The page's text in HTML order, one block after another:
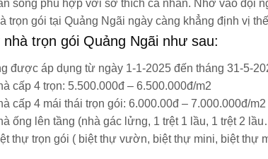
sống phù hợp với sở thích cá nhân. Nhờ vào đội
trọn gói tại Quảng Ngãi ngày càng khẳng định vị
trọn gói Quảng Ngãi như sau:
được áp dụng từ ngày 1-1-2025 đến tháng 31-5-
cấp 4 trọn: 5.500.000đ – 6.500.000đ/m2
cấp 4 mái thái trọn gói: 6.000.00đ – 7.000.000đ/m2
ống lên tầng (nhà gác lửng, 1 trệt 1 lầu, 1 trệt 2
thự trọn gói ( biệt thự vườn, biệt thự mini, biệt thự